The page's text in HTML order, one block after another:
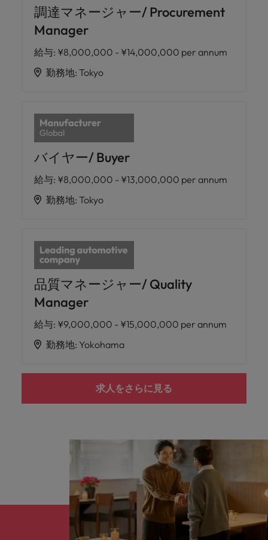
調達マネージャー/ Procurement
Manager
給与: ¥8,000,000 - ¥14,000,000 per annum
勤務地: Tokyo
バイヤー/ Buyer
給与: ¥8,000,000 - ¥13,000,000 per annum
勤務地: Tokyo
品質マネージャー/ Quality
Manager
給与: ¥9,000,000 - ¥15,000,000 per annum
勤務地: Yokohama
求人をさらに見る